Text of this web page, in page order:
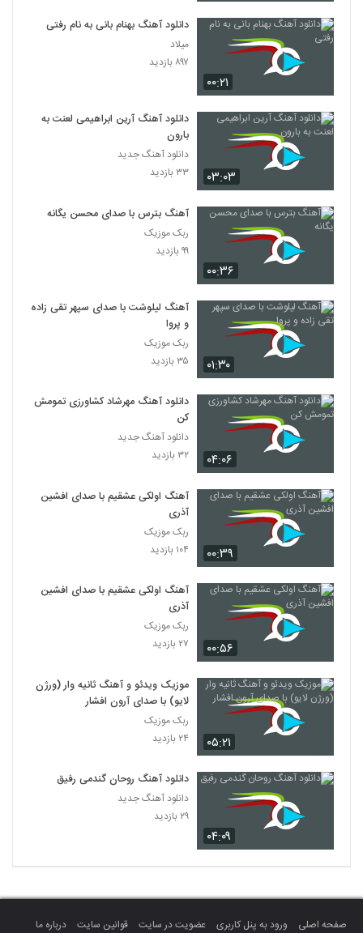
۰۰:۲۱
دانلود آهنگ بهنام بانی به نام رفتی
میلاد
۸۹۷ بازدید
۰۳:۰۳
دانلود آهنگ آرین ابراهیمی لعنت به
بارون
دانلود آهنگ جدید
۳۳ بازدید
۰۰:۳۶
آهنگ بترس با صدای محسن یگانه
ربک موزیک
۹۹ بازدید
۰۱:۳۰
آهنگ لیلوشت با صدای سپهر تقی زاده
و پروا
ربک موزیک
۳۵ بازدید
۰۴:۰۶
دانلود آهنگ مهرشاد کشاورزی تمومش
کن
دانلود آهنگ جدید
۳۲ بازدید
۰۰:۳۹
آهنگ اولکی عشقیم با صدای افشین
آذری
ربک موزیک
۱۰۴ بازدید
۰۰:۵۶
آهنگ اولکی عشقیم با صدای افشین
آذری
ربک موزیک
۲۷ بازدید
۰۵:۲۱
موزیک ویدئو و آهنگ ثانیه وار (ورژن
لایو) با صدای آرون افشار
ربک موزیک
۲۴ بازدید
۰۴:۰۹
دانلود آهنگ روحان گندمی رفیق
دانلود آهنگ جدید
۲۹ بازدید
صفحه اصلی ورود به پنل کاربری عضویت در سایت قوانین سایت درباره ما